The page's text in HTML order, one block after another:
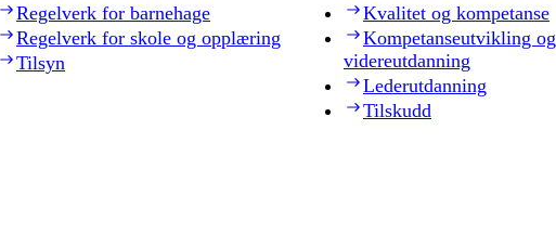
Regelverk for barnehage
Regelverk for skole og opplæring
Tilsyn
Kvalitet og kompetanse
Kompetanseutvikling og
videreutdanning
Lederutdanning
Tilskudd